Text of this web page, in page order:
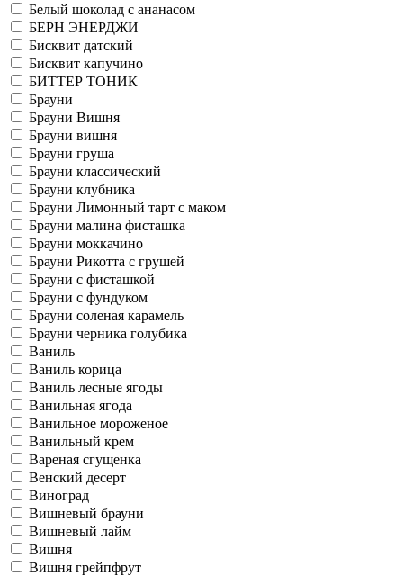
Белый шоколад с ананасом
БЕРН ЭНЕРДЖИ
Бисквит датский
Бисквит капучино
БИТТЕР ТОНИК
Брауни
Брауни Вишня
Брауни вишня
Брауни груша
Брауни классический
Брауни клубника
Брауни Лимонный тарт с маком
Брауни малина фисташка
Брауни моккачино
Брауни Рикотта с грушей
Брауни с фисташкой
Брауни с фундуком
Брауни соленая карамель
Брауни черника голубика
Ваниль
Ваниль корица
Ваниль лесные ягоды
Ванильная ягода
Ванильное мороженое
Ванильный крем
Вареная сгущенка
Венский десерт
Виноград
Вишневый брауни
Вишневый лайм
Вишня
Вишня грейпфрут